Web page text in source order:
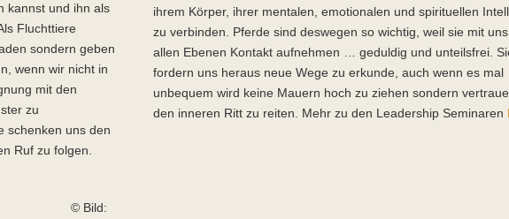
kannst und ihn als
Fluchttiere
sondern geben
wenn wir nicht in
mit den
zu
schenken uns den
Ruf zu folgen.
ihrem Körper, ihrer mentalen, emotionalen und spirituellen
zu verbinden. Pferde sind deswegen so wichtig, weil sie mit
allen Ebenen Kontakt aufnehmen … geduldig und unteilsfrei.
fordern uns heraus neue Wege zu erkunde, auch wenn es mal
unbequem wird keine Mauern hoch zu ziehen sondern
den inneren Ritt zu reiten. Mehr zu den Leadership Seminaren
© Bild: